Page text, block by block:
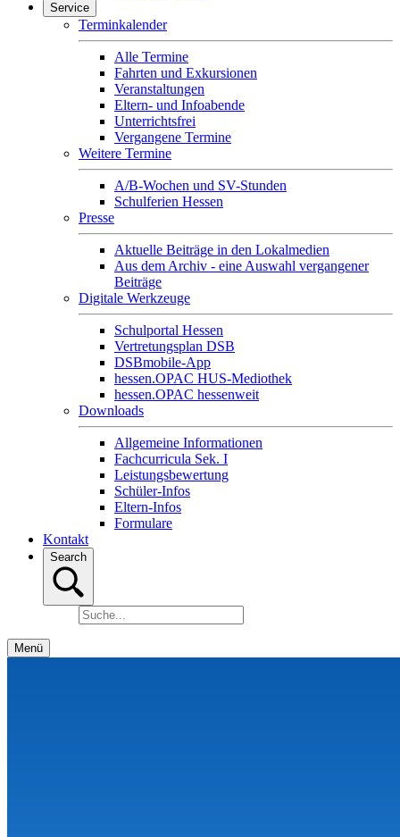
Service
Terminkalender
Alle Termine
Fahrten und Exkursionen
Veranstaltungen
Eltern- und Infoabende
Unterrichtsfrei
Vergangene Termine
Weitere Termine
A/B-Wochen und SV-Stunden
Schulferien Hessen
Presse
Aktuelle Beiträge in den Lokalmedien
Aus dem Archiv - eine Auswahl vergangener
Beiträge
Digitale Werkzeuge
Schulportal Hessen
Vertretungsplan DSB
DSBmobile-App
hessen.OPAC HUS-Mediothek
hessen.OPAC hessenweit
Downloads
Allgemeine Informationen
Fachcurricula Sek. I
Leistungsbewertung
Schüler-Infos
Eltern-Infos
Formulare
Kontakt
Search
Menü